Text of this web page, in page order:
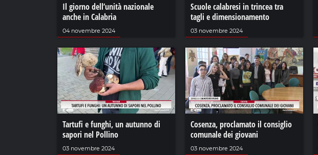
Il giorno dell’unità nazionale
anche in Calabria
04 novembre 2024
Scuole calabresi in trincea tra
tagli e dimensionamento
03 novembre 2024
Tartufi e funghi, un autunno di
sapori nel Pollino
03 novembre 2024
Cosenza, proclamato il consiglio
comunale dei giovani
03 novembre 2024